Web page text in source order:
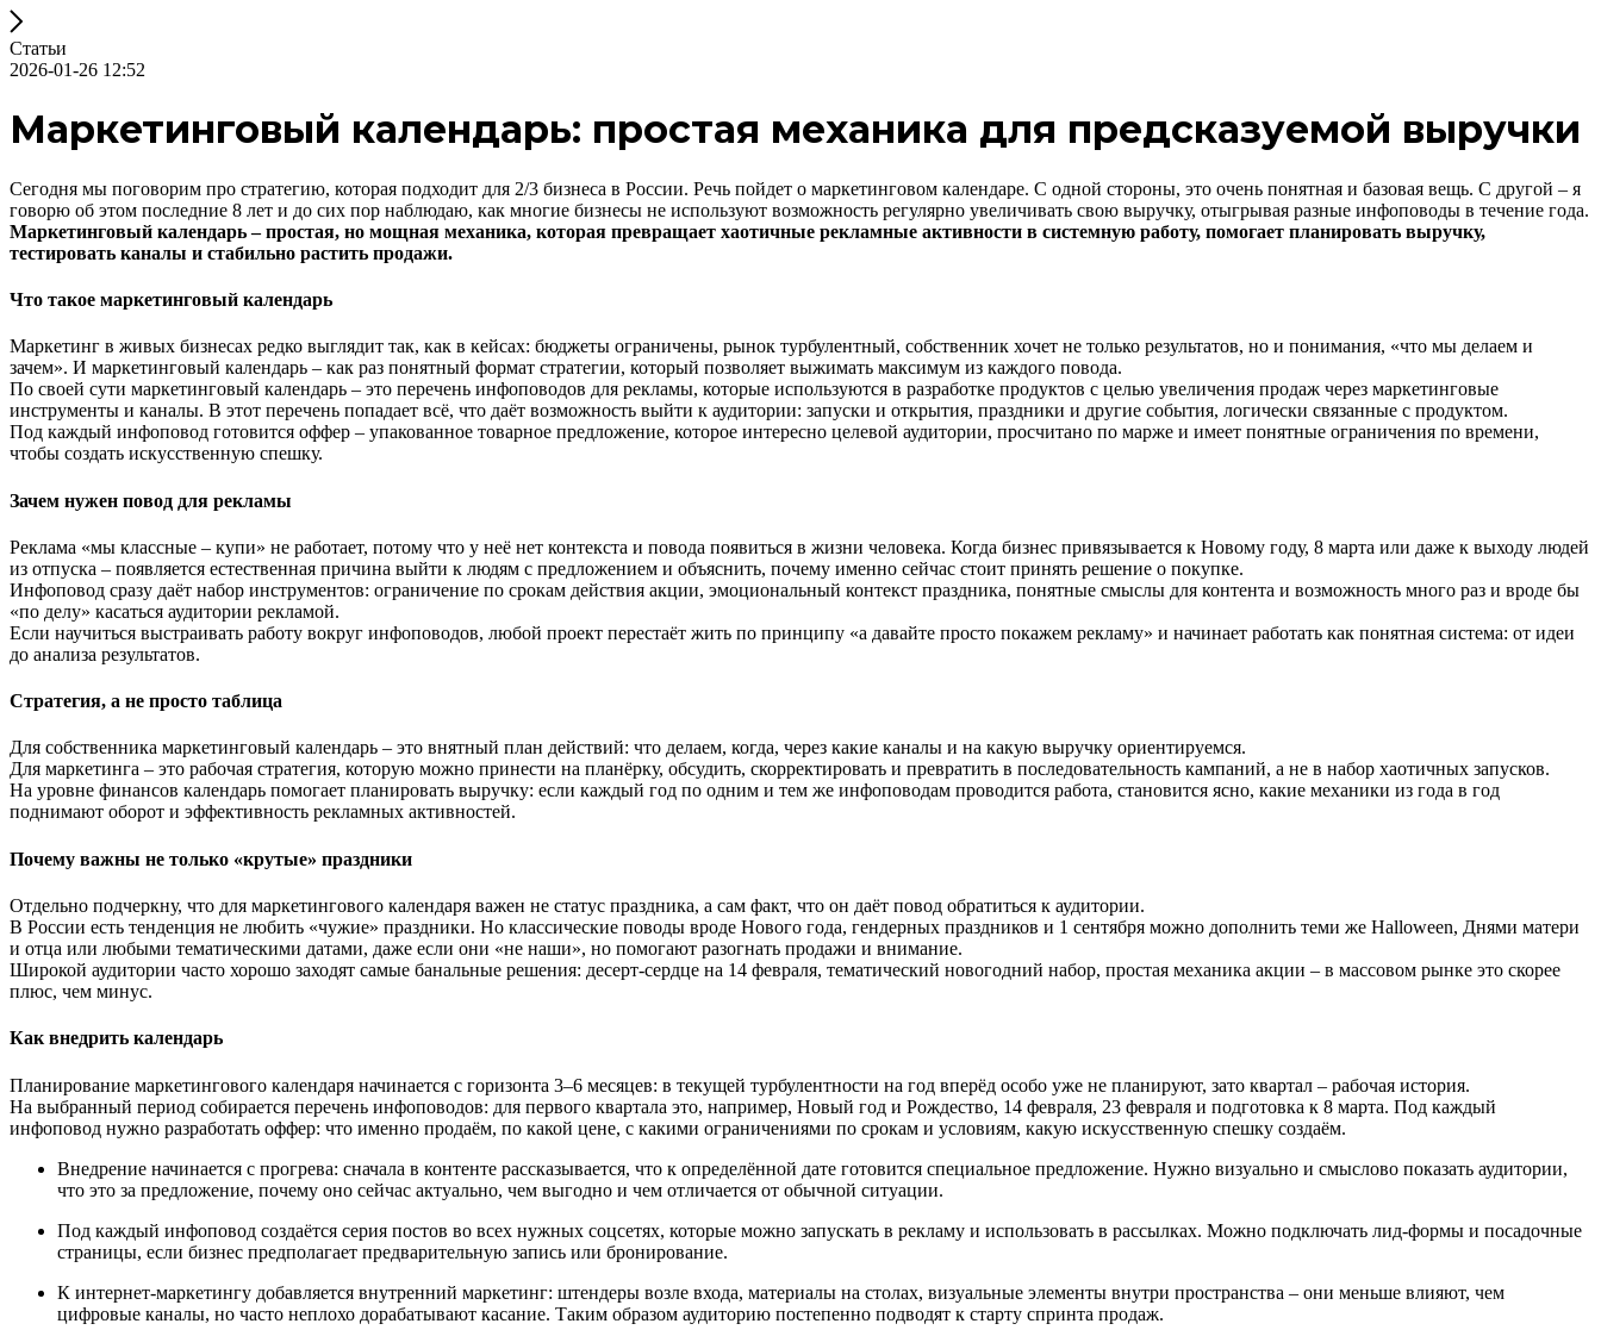
Статьи
2026-01-26 12:52
Маркетинговый календарь: простая механика для предсказуемой выручки
Сегодня мы поговорим про стратегию, которая подходит для 2/3 бизнеса в России. Речь пойдет о маркетинговом календаре. С одной стороны, это очень понятная и базовая вещь. С другой – я
говорю об этом последние 8 лет и до сих пор наблюдаю, как многие бизнесы не используют возможность регулярно увеличивать свою выручку, отыгрывая разные инфоповоды в течение года.
Маркетинговый календарь – простая, но мощная механика, которая превращает хаотичные рекламные активности в системную работу, помогает планировать выручку,
тестировать каналы и стабильно растить продажи.
Что такое маркетинговый календарь
Маркетинг в живых бизнесах редко выглядит так, как в кейсах: бюджеты ограничены, рынок турбулентный, собственник хочет не только результатов, но и понимания, «что мы делаем и
зачем». И маркетинговый календарь – как раз понятный формат стратегии, который позволяет выжимать максимум из каждого повода.
По своей сути маркетинговый календарь – это перечень инфоповодов для рекламы, которые используются в разработке продуктов с целью увеличения продаж через маркетинговые
инструменты и каналы. В этот перечень попадает всё, что даёт возможность выйти к аудитории: запуски и открытия, праздники и другие события, логически связанные с продуктом.
Под каждый инфоповод готовится оффер – упакованное товарное предложение, которое интересно целевой аудитории, просчитано по марже и имеет понятные ограничения по времени,
чтобы создать искусственную спешку.
Зачем нужен повод для рекламы
Реклама «мы классные – купи» не работает, потому что у неё нет контекста и повода появиться в жизни человека. Когда бизнес привязывается к Новому году, 8 марта или даже к выходу людей
из отпуска – появляется естественная причина выйти к людям с предложением и объяснить, почему именно сейчас стоит принять решение о покупке.
Инфоповод сразу даёт набор инструментов: ограничение по срокам действия акции, эмоциональный контекст праздника, понятные смыслы для контента и возможность много раз и вроде бы
«по делу» касаться аудитории рекламой.
Если научиться выстраивать работу вокруг инфоповодов, любой проект перестаёт жить по принципу «а давайте просто покажем рекламу» и начинает работать как понятная система: от идеи
до анализа результатов.
Стратегия, а не просто таблица
Для собственника маркетинговый календарь – это внятный план действий: что делаем, когда, через какие каналы и на какую выручку ориентируемся.
Для маркетинга – это рабочая стратегия, которую можно принести на планёрку, обсудить, скорректировать и превратить в последовательность кампаний, а не в набор хаотичных запусков.
На уровне финансов календарь помогает планировать выручку: если каждый год по одним и тем же инфоповодам проводится работа, становится ясно, какие механики из года в год
поднимают оборот и эффективность рекламных активностей.
Почему важны не только «крутые» праздники
Отдельно подчеркну, что для маркетингового календаря важен не статус праздника, а сам факт, что он даёт повод обратиться к аудитории.
В России есть тенденция не любить «чужие» праздники. Но классические поводы вроде Нового года, гендерных праздников и 1 сентября можно дополнить теми же Halloween, Днями матери
и отца или любыми тематическими датами, даже если они «не наши», но помогают разогнать продажи и внимание.
Широкой аудитории часто хорошо заходят самые банальные решения: десерт-сердце на 14 февраля, тематический новогодний набор, простая механика акции – в массовом рынке это скорее
плюс, чем минус.
Как внедрить календарь
Планирование маркетингового календаря начинается с горизонта 3–6 месяцев: в текущей турбулентности на год вперёд особо уже не планируют, зато квартал – рабочая история.
На выбранный период собирается перечень инфоповодов: для первого квартала это, например, Новый год и Рождество, 14 февраля, 23 февраля и подготовка к 8 марта. Под каждый
инфоповод нужно разработать оффер: что именно продаём, по какой цене, с какими ограничениями по срокам и условиям, какую искусственную спешку создаём.
Внедрение начинается с прогрева: сначала в контенте рассказывается, что к определённой дате готовится специальное предложение. Нужно визуально и смыслово показать аудитории,
что это за предложение, почему оно сейчас актуально, чем выгодно и чем отличается от обычной ситуации.
Под каждый инфоповод создаётся серия постов во всех нужных соцсетях, которые можно запускать в рекламу и использовать в рассылках. Можно подключать лид-формы и посадочные
страницы, если бизнес предполагает предварительную запись или бронирование.
К интернет-маркетингу добавляется внутренний маркетинг: штендеры возле входа, материалы на столах, визуальные элементы внутри пространства – они меньше влияют, чем
цифровые каналы, но часто неплохо дорабатывают касание. Таким образом аудиторию постепенно подводят к старту спринта продаж.